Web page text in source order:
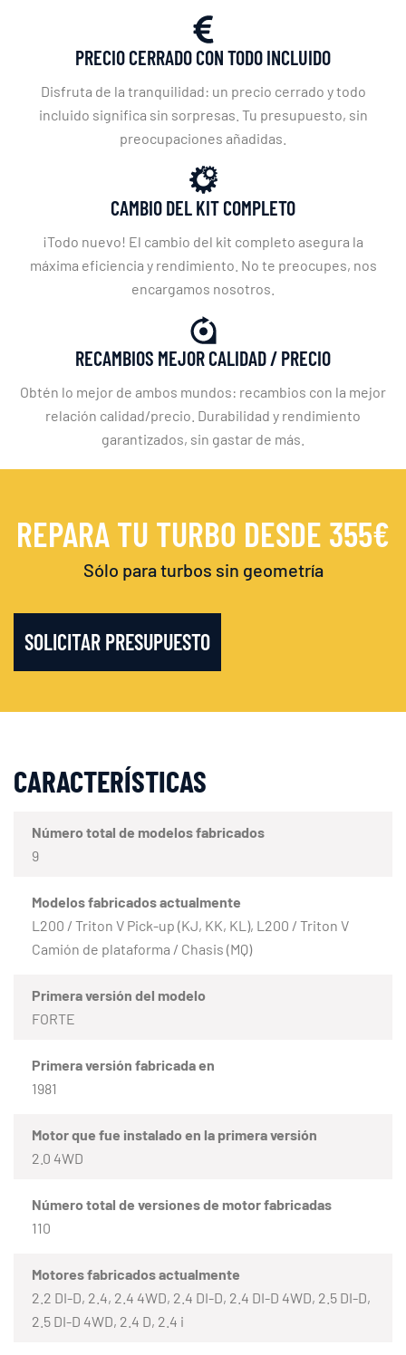
PRECIO CERRADO CON TODO INCLUIDO
Disfruta de la tranquilidad: un precio cerrado y todo
incluido significa sin sorpresas. Tu presupuesto, sin
preocupaciones añadidas.
CAMBIO DEL KIT COMPLETO
¡Todo nuevo! El cambio del kit completo asegura la
máxima eficiencia y rendimiento. No te preocupes, nos
encargamos nosotros.
RECAMBIOS MEJOR CALIDAD / PRECIO
Obtén lo mejor de ambos mundos: recambios con la mejor
relación calidad/precio. Durabilidad y rendimiento
garantizados, sin gastar de más.
REPARA TU TURBO DESDE 355€
Sólo para turbos sin geometría
SOLICITAR PRESUPUESTO
CARACTERÍSTICAS
Número total de modelos fabricados
9
Modelos fabricados actualmente
L200 / Triton V Pick-up (KJ, KK, KL), L200 / Triton V
Camión de plataforma / Chasis (MQ)
Primera versión del modelo
FORTE
Primera versión fabricada en
1981
Motor que fue instalado en la primera versión
2.0 4WD
Número total de versiones de motor fabricadas
110
Motores fabricados actualmente
2.2 DI-D, 2.4, 2.4 4WD, 2.4 DI-D, 2.4 DI-D 4WD, 2.5 DI-D,
2.5 DI-D 4WD, 2.4 D, 2.4 i